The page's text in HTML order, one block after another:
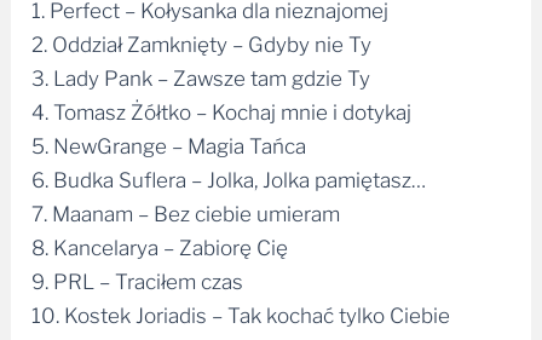
1. Perfect – Kołysanka dla nieznajomej
2. Oddział Zamknięty – Gdyby nie Ty
3. Lady Pank – Zawsze tam gdzie Ty
4. Tomasz Żółtko – Kochaj mnie i dotykaj
5. NewGrange – Magia Tańca
6. Budka Suflera – Jolka, Jolka pamiętasz…
7. Maanam – Bez ciebie umieram
8. Kancelarya – Zabiorę Cię
9. PRL – Traciłem czas
10. Kostek Joriadis – Tak kochać tylko Ciebie